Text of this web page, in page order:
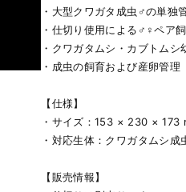
・大型クワガタ成虫♂の単独
・仕切り使用による♂♀ペア
・クワガタムシ・カブトムシ
・成虫の飼育および産卵管理
【仕様】
・サイズ：153 × 230 × 173
・対応生体：クワガタムシ
【販売情報】